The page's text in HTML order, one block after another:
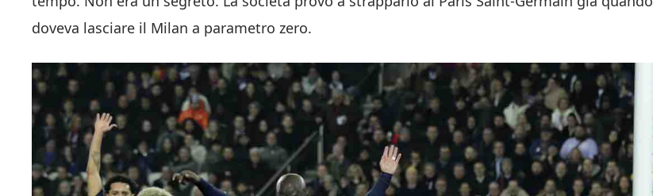
doveva lasciare il Milan a parametro zero.